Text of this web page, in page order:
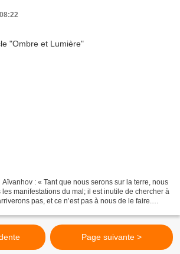
: « Tant que nous serons sur la terre, nous
manifestations du mal; il est inutile de chercher à
pas, et ce n’est pas à nous de le faire.
Page suivante >